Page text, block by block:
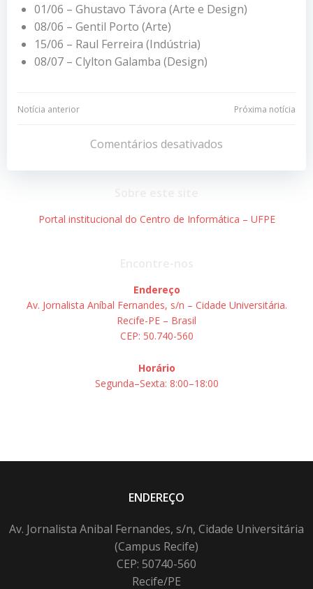
01/06 – Ghustavo Távora (Arte e Design)
08/06 – Gentil Porto (Arte)
15/06 – Raul Ferreira (Indústria)
08/07 – Clylton Galamba (Design)
Navegação
Post
Notícia anterior
Navegação
de
Post
Próxima notícia
Comentários desativados
Portal institucional do Centro de Informática – UFPE
Endereço
Av. Jornalista Aníbal Fernandes, s/n – Cidade Universitária.
Recife-PE – Brasil
CEP: 50.740-560
Horário
Segunda–Sexta: 8:00–18:00
ENDEREÇO
Av. Jornalista Anibal Fernandes, s/n, Cidade Universitária
(Campus Recife)
CEP: 50740-560
Recife/PE